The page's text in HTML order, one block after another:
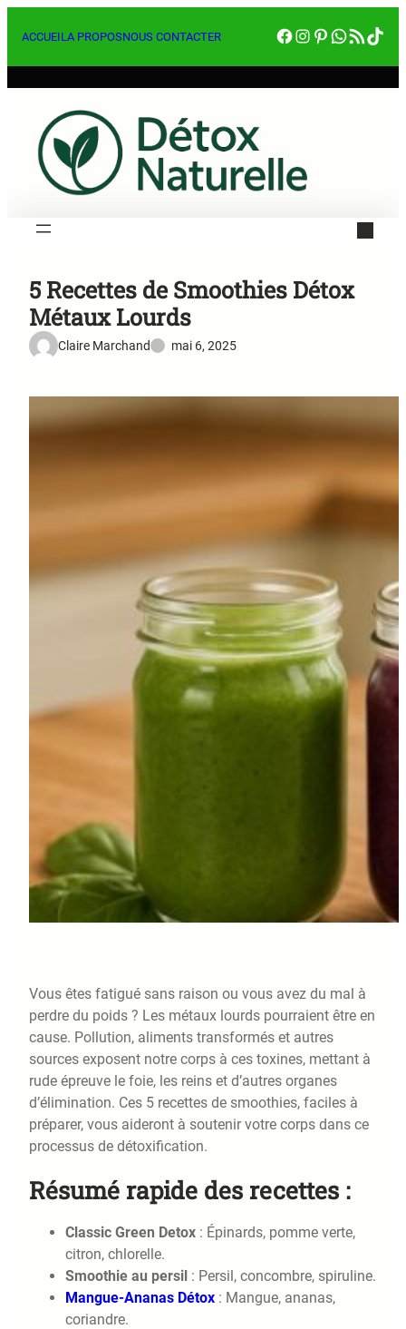
auACCUEILA PROPOSNOUS CONTACTER Facebook
Instagram
Pinterest
RSS Feed
5 Recettes de Smoothies Détox
Métaux Lourds
Claire Marchand mai 6, 2025
Vous êtes fatigué sans raison ou vous avez du mal à
perdre du poids ? Les métaux lourds pourraient être en
cause. Pollution, aliments transformés et autres
sources exposent notre corps à ces toxines, mettant à
rude épreuve le foie, les reins et d’autres organes
d’élimination. Ces 5 recettes de smoothies, faciles à
préparer, vous aideront à soutenir votre corps dans ce
processus de détoxification.
Résumé rapide des recettes :
Classic Green Detox : Épinards, pomme verte,
citron, chlorelle.
Smoothie au persil : Persil, concombre, spiruline.
Mangue-Ananas Détox : Mangue, ananas,
coriandre.